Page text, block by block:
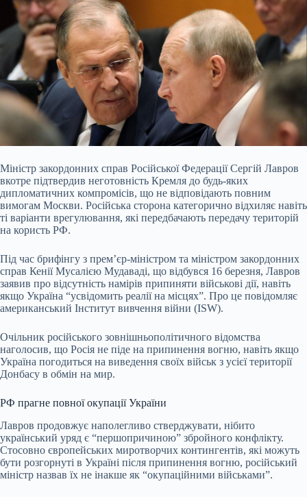
Міністр закордонних справ Російської Федерації Сергій Лавров
вкотре підтвердив неготовність Кремля до будь-яких
дипломатичних компромісів, що не відповідають повним
вимогам Москви. Російська сторона категорично відхиляє навіть
ті варіанти врегулювання, які передбачають передачу територій
на користь РФ.
Під час брифінгу з прем’єр-міністром та міністром закордонних
справ Кенії Мусалією Мудаваді, що відбувся 16 березня, Лавров
заявив про відсутність намірів припиняти військові дії, навіть
якщо Україна “усвідомить реалії на місцях”. Про це повідомляє
американський Інститут вивчення війни (ISW).
Очільник російського зовнішньополітичного відомства
наголосив, що Росія не піде на припинення вогню, навіть якщо
Україна погодиться на виведення своїх військ з усієї території
Донбасу в обмін на мир.
РФ прагне повної окупації України
Лавров продовжує наполегливо стверджувати, нібито
український уряд є “першопричиною” збройного конфлікту.
Стосовно європейських миротворчих контингентів, які можуть
бути розгорнуті в Україні після припинення вогню, російський
міністр назвав їх не інакше як “окупаційними військами”.